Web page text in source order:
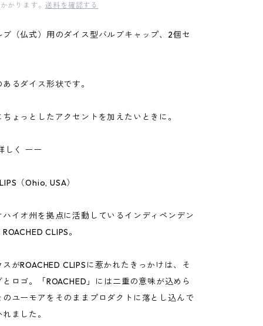
かります。送料を確認する
（仏式）用のダイス型バルブキャップ、2個セ
るダイス形状です。
ょっとしたアクセントを加えたいときに。
しく ーー
（Ohio, USA）
イオ州を拠点に活動しているインディペンデン
CLIPS。
がROACHED CLIPSに惹かれたきっかけは、そ
ロゴ。「ROACHED」には二重の意味が込めら
ユーモアをそのままプロダクトに落とし込んで
ました。